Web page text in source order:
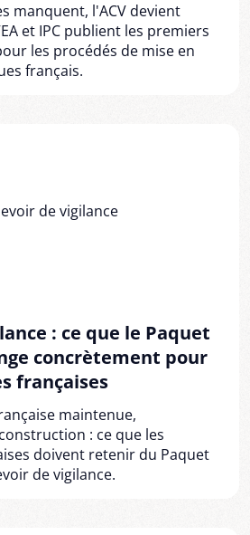
manquent, l'ACV devient
et IPC publient les premiers
les procédés de mise en
français.
: ce que le Paquet
concrètement pour
françaises
maintenue,
: ce que les
doivent retenir du Paquet
de vigilance.